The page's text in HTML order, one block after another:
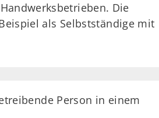
Die
als Selbstständige mit
Person in einem